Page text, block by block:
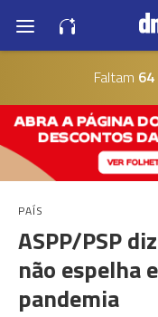
Faltam
PAÍS
ASPP/PSP
não espelha
pandemia